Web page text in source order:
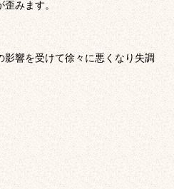
歪みます。
響を受けて徐々に悪くなり失調